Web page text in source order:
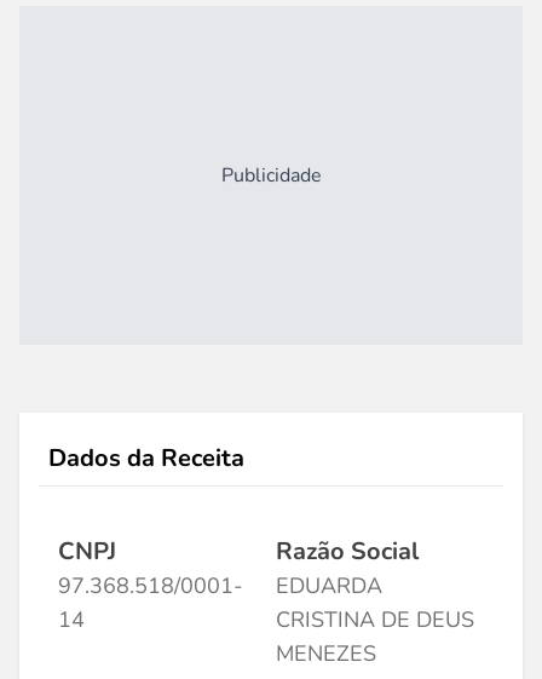
Publicidade
Dados da Receita
CNPJ
97.368.518/0001-
14
Razão Social
EDUARDA
CRISTINA DE DEUS
MENEZES